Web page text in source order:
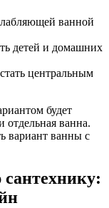
ванной
детей и домашних
центральным
будет
отдельная ванна.
вариант ванны с